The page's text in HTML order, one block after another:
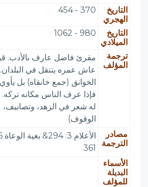
التاريخ
الهجري
370 - 454
التاريخ
الميلادي
980 - 1062
ترجمة
المؤلف
مقرئ فاضل عارف بالأدب.
عاش عمره يتنقل في البلدان.
الخوانق (جمع خانقاه) بل
فإذا عرف الناس مكانه تركه.
له شعر في الزهد، وتصانيف،
الوقوف)
مصادر
الترجمة
361
الأسماء
البديلة
للمؤلف